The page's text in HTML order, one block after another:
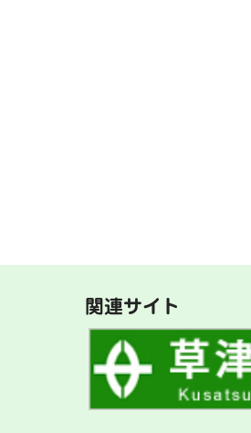
関連サイト